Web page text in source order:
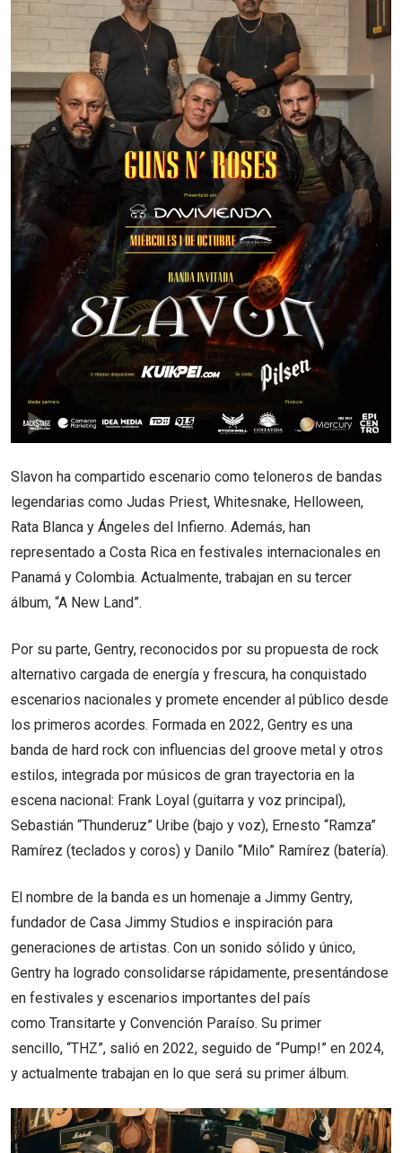
Slavon ha compartido escenario como teloneros de bandas
legendarias como Judas Priest, Whitesnake, Helloween,
Rata Blanca y Ángeles del Infierno. Además, han
representado a Costa Rica en festivales internacionales en
Panamá y Colombia. Actualmente, trabajan en su tercer
álbum, “A New Land”.
Por su parte, Gentry, reconocidos por su propuesta de rock
alternativo cargada de energía y frescura, ha conquistado
escenarios nacionales y promete encender al público desde
los primeros acordes. Formada en 2022, Gentry es una
banda de hard rock con influencias del groove metal y otros
estilos, integrada por músicos de gran trayectoria en la
escena nacional: Frank Loyal (guitarra y voz principal),
Sebastián “Thunderuz” Uribe (bajo y voz), Ernesto “Ramza”
Ramírez (teclados y coros) y Danilo “Milo” Ramírez (batería).
El nombre de la banda es un homenaje a Jimmy Gentry,
fundador de Casa Jimmy Studios e inspiración para
generaciones de artistas. Con un sonido sólido y único,
Gentry ha logrado consolidarse rápidamente, presentándose
en festivales y escenarios importantes del país
como Transitarte y Convención Paraíso. Su primer
sencillo, “THZ”, salió en 2022, seguido de “Pump!” en 2024,
y actualmente trabajan en lo que será su primer álbum.